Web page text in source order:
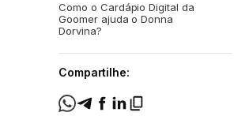
Como o Cardápio Digital da
Goomer ajuda o Donna
Dorvina?
Compartilhe: